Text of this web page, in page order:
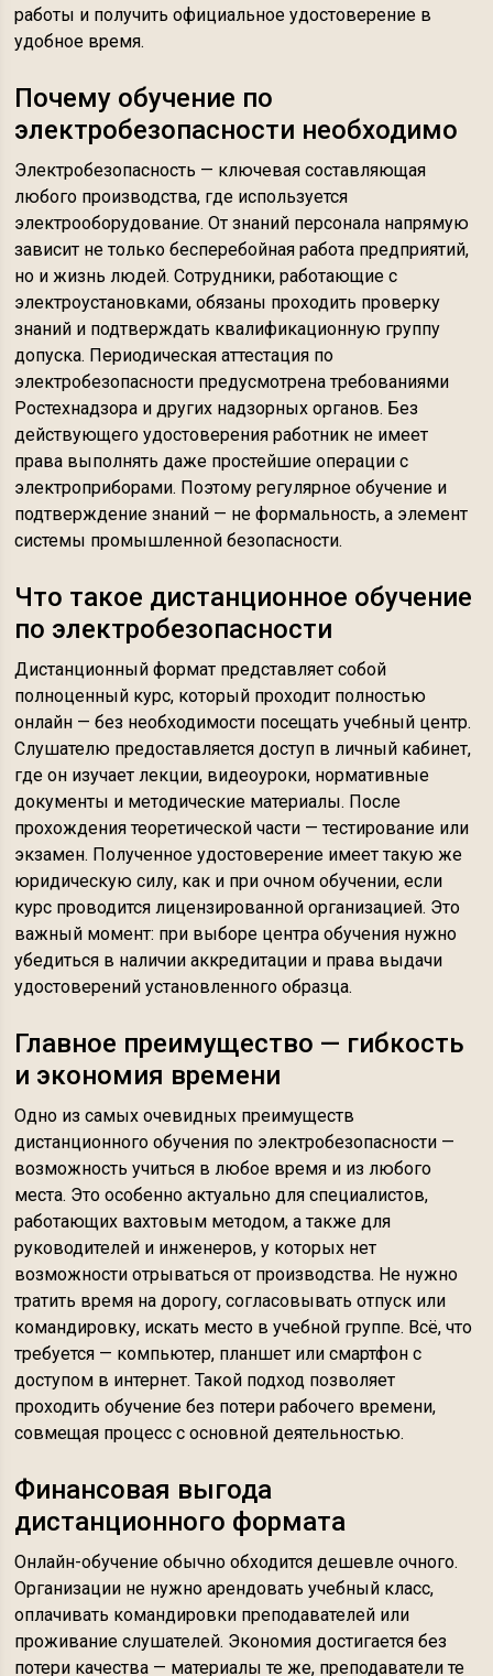
работы и получить официальное удостоверение в
удобное время.
Почему обучение по
электробезопасности необходимо
Электробезопасность — ключевая составляющая
любого производства, где используется
электрооборудование. От знаний персонала напрямую
зависит не только бесперебойная работа предприятий,
но и жизнь людей. Сотрудники, работающие с
электроустановками, обязаны проходить проверку
знаний и подтверждать квалификационную группу
допуска. Периодическая аттестация по
электробезопасности предусмотрена требованиями
Ростехнадзора и других надзорных органов. Без
действующего удостоверения работник не имеет
права выполнять даже простейшие операции с
электроприборами. Поэтому регулярное обучение и
подтверждение знаний — не формальность, а элемент
системы промышленной безопасности.
Что такое дистанционное обучение
по электробезопасности
Дистанционный формат представляет собой
полноценный курс, который проходит полностью
онлайн — без необходимости посещать учебный центр.
Слушателю предоставляется доступ в личный кабинет,
где он изучает лекции, видеоуроки, нормативные
документы и методические материалы. После
прохождения теоретической части — тестирование или
экзамен. Полученное удостоверение имеет такую же
юридическую силу, как и при очном обучении, если
курс проводится лицензированной организацией. Это
важный момент: при выборе центра обучения нужно
убедиться в наличии аккредитации и права выдачи
удостоверений установленного образца.
Главное преимущество — гибкость
и экономия времени
Одно из самых очевидных преимуществ
дистанционного обучения по электробезопасности —
возможность учиться в любое время и из любого
места. Это особенно актуально для специалистов,
работающих вахтовым методом, а также для
руководителей и инженеров, у которых нет
возможности отрываться от производства. Не нужно
тратить время на дорогу, согласовывать отпуск или
командировку, искать место в учебной группе. Всё, что
требуется — компьютер, планшет или смартфон с
доступом в интернет. Такой подход позволяет
проходить обучение без потери рабочего времени,
совмещая процесс с основной деятельностью.
Финансовая выгода
дистанционного формата
Онлайн-обучение обычно обходится дешевле очного.
Организации не нужно арендовать учебный класс,
оплачивать командировки преподавателей или
проживание слушателей. Экономия достигается без
потери качества — материалы те же, преподаватели те